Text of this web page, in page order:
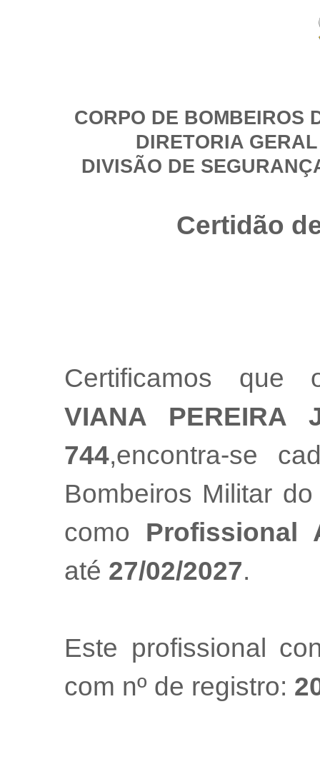
CORPO DE BOMBEIROS
DIRETORIA
DIVISÃO DE
Certidão
Certificamos
VIANA PEREIRA
744,encontra-se
Bombeiros Militar
como Profissional
até 27/02/2027.
Este profissional
com nº de registro: